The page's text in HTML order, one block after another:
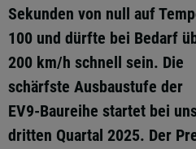
Sekunden von null auf
100 und dürfte bei Bedarf
200 km/h schnell sein. Die
schärfste Ausbaustufe der
EV9-Baureihe startet bei
dritten Quartal 2025. Der